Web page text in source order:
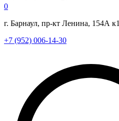
0
г. Барнаул, пр-кт Ленина, 154А к1
+7 (952) 006-14-30